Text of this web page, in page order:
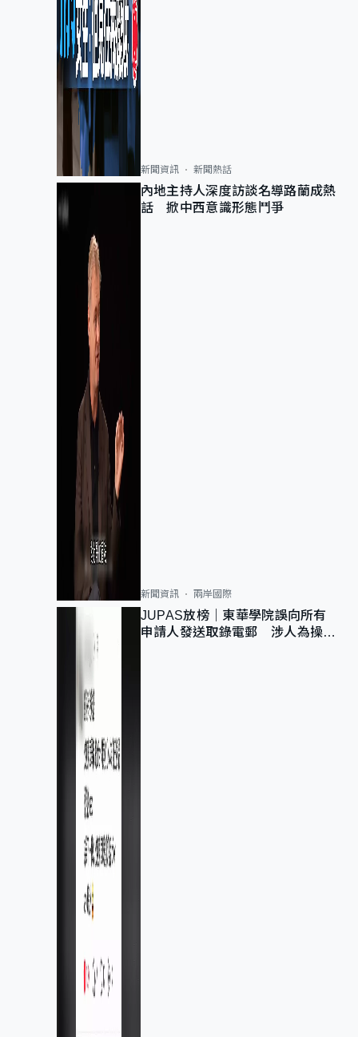
新聞資訊 新聞熱話
內地主持人深度訪談名導路蘭成熱
話 掀中西意識形態鬥爭
新聞資訊 兩岸國際
JUPAS放榜｜東華學院誤向所有
申請人發送取錄電郵 涉人為操作